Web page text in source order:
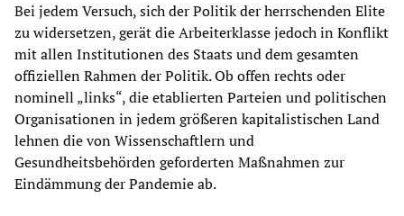
Bei jedem Versuch, sich der Politik der herrschenden Elite
zu widersetzen, gerät die Arbeiterklasse jedoch in Konflikt
mit allen Institutionen des Staats und dem gesamten
offiziellen Rahmen der Politik. Ob offen rechts oder
nominell „links“, die etablierten Parteien und politischen
Organisationen in jedem größeren kapitalistischen Land
lehnen die von Wissenschaftlern und
Gesundheitsbehörden geforderten Maßnahmen zur
Eindämmung der Pandemie ab.